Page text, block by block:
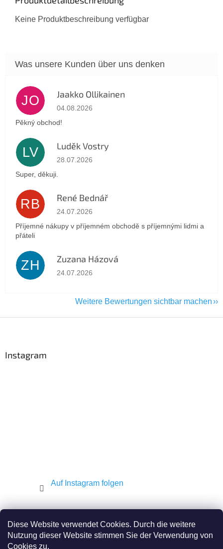
Diese Website verwendet Cookies. Durch die weitere
Nutzung dieser Website stimmen Sie der Verwendung von
Cookies zu.
Keine Produktbeschreibung verfügbar
JO Jaakko Ollikainen
Die Shop-Bewertung beträgt 5 von 5 Sternen.
04.08.2026
Pěkný obchod!
LV Luděk Vostry
Die Shop-Bewertung beträgt 5 von 5 Sternen.
28.07.2026
Super, děkuji.
RB René Bednář
Die Shop-Bewertung beträgt 5 von 5 Sternen.
24.07.2026
Příjemné nákupy v příjemném obchodě s příjemnými lidmi a
přáteli
ZH Zuzana Házová
Die Shop-Bewertung beträgt 5 von 5 Sternen.
24.07.2026
Weitere Bewertungen sichtbar machen
Instagram
Auf Instagram folgen